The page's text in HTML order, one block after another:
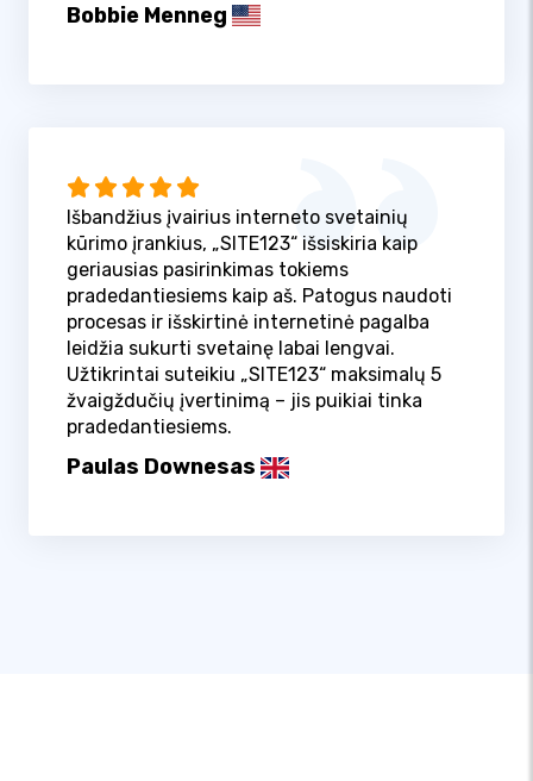
Bobbie Menneg
Išbandžius įvairius interneto svetainių
kūrimo įrankius, „SITE123“ išsiskiria kaip
geriausias pasirinkimas tokiems
pradedantiesiems kaip aš. Patogus naudoti
procesas ir išskirtinė internetinė pagalba
leidžia sukurti svetainę labai lengvai.
Užtikrintai suteikiu „SITE123“ maksimalų 5
žvaigždučių įvertinimą – jis puikiai tinka
pradedantiesiems.
Paulas Downesas